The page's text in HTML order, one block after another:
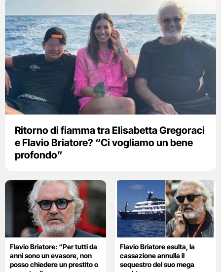
Ritorno di fiamma tra Elisabetta Gregoraci
e Flavio Briatore? “Ci vogliamo un bene
profondo”
Flavio Briatore: “Per tutti da
anni sono un evasore, non
posso chiedere un prestito o
Flavio Briatore esulta, la
cassazione annulla il
sequestro del suo mega